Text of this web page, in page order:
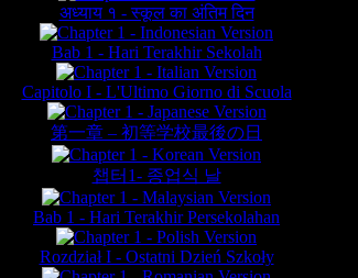
अध्याय १ - स्कूल का अंतिम दिन
Bab 1 - Hari Terakhir Sekolah
Capitolo I - L'Ultimo Giorno di Scuola
第一章 – 初等学校最後の日
챕터1- 종업식 날
Bab 1 - Hari Terakhir Persekolahan
Rozdział I - Ostatni Dzień Szkoły